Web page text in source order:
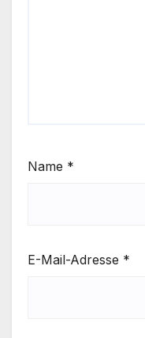
Name *
E-Mail-Adresse *